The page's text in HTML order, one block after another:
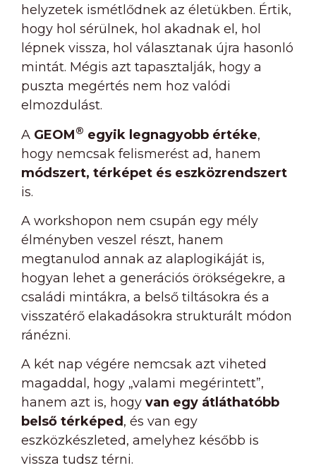
helyzetek ismétlődnek az életükben. Értik,
hogy hol sérülnek, hol akadnak el, hol
lépnek vissza, hol választanak újra hasonló
mintát. Mégis azt tapasztalják, hogy a
puszta megértés nem hoz valódi
elmozdulást.
A GEOM® egyik legnagyobb értéke,
hogy nemcsak felismerést ad, hanem
módszert, térképet és eszközrendszert
is.
A workshopon nem csupán egy mély
élményben veszel részt, hanem
megtanulod annak az alaplogikáját is,
hogyan lehet a generációs örökségekre, a
családi mintákra, a belső tiltásokra és a
visszatérő elakadásokra strukturált módon
ránézni.
A két nap végére nemcsak azt viheted
magaddal, hogy „valami megérintett”,
hanem azt is, hogy van egy átláthatóbb
belső térképed , és van egy
eszközkészleted, amelyhez később is
vissza tudsz térni.